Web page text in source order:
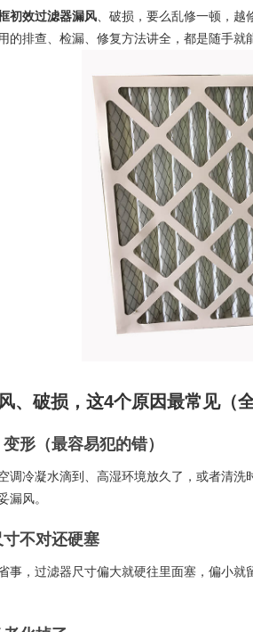
初效过滤器漏风 、破损，要么乱修一顿，
的排查、检漏、修复方法讲全，都是随手就
、破损，这4个原因最常见（
形（最容易犯的错）
调冷凝水滴到、高湿环境放久了，或者清
漏风。
不对还硬塞
事，过滤器尺寸偏大就硬往里面塞，偏小